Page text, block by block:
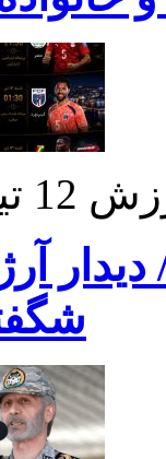
12 تیر 1405
بازی های امشب جام